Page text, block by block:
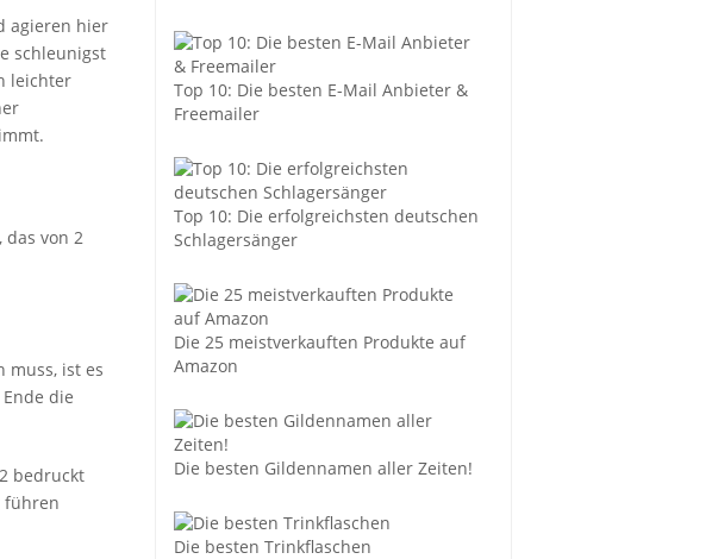
agieren hier
schleunigst
leichter
das von 2
muss, ist es
die
bedruckt
führen
Top 10: Die besten E-Mail Anbieter &
Freemailer
Top 10: Die erfolgreichsten deutschen
Schlagersänger
Die 25 meistverkauften Produkte auf
Amazon
Die besten Gildennamen aller Zeiten!
Die besten Trinkflaschen